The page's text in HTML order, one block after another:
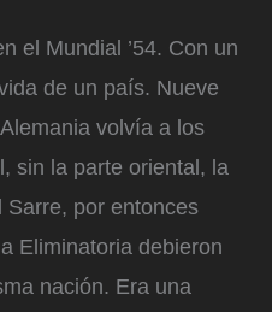
el Mundial ’54. Con un
de un país. Nueve
volvía a los
sin la parte oriental, la
Sarre, por entonces
Eliminatoria debieron
nación. Era una